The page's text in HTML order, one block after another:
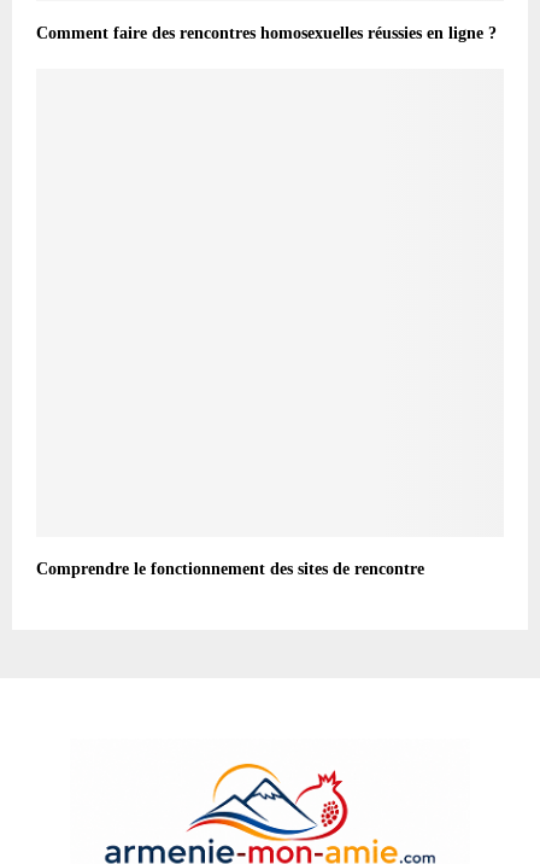
Comment faire des rencontres homosexuelles réussies en ligne ?
Comprendre le fonctionnement des sites de rencontre